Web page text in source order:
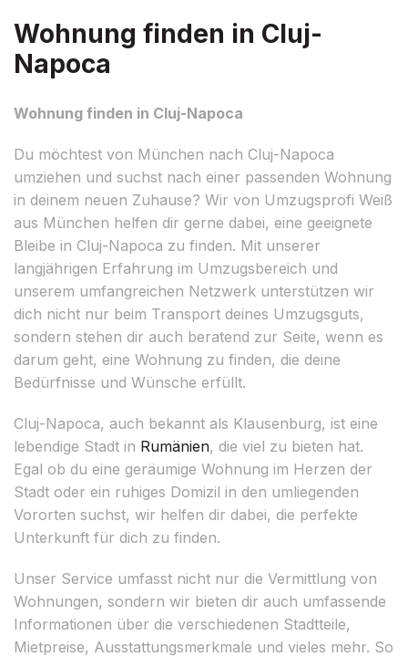
Wohnung finden in Cluj-
Napoca
Wohnung finden in Cluj-Napoca
Du möchtest von München nach Cluj-Napoca
umziehen und suchst nach einer passenden Wohnung
in deinem neuen Zuhause? Wir von Umzugsprofi Weiß
aus München helfen dir gerne dabei, eine geeignete
Bleibe in Cluj-Napoca zu finden. Mit unserer
langjährigen Erfahrung im Umzugsbereich und
unserem umfangreichen Netzwerk unterstützen wir
dich nicht nur beim Transport deines Umzugsguts,
sondern stehen dir auch beratend zur Seite, wenn es
darum geht, eine Wohnung zu finden, die deine
Bedürfnisse und Wünsche erfüllt.
Cluj-Napoca, auch bekannt als Klausenburg, ist eine
lebendige Stadt in Rumänien, die viel zu bieten hat.
Egal ob du eine geräumige Wohnung im Herzen der
Stadt oder ein ruhiges Domizil in den umliegenden
Vororten suchst, wir helfen dir dabei, die perfekte
Unterkunft für dich zu finden.
Unser Service umfasst nicht nur die Vermittlung von
Wohnungen, sondern wir bieten dir auch umfassende
Informationen über die verschiedenen Stadtteile,
Mietpreise, Ausstattungsmerkmale und vieles mehr. So